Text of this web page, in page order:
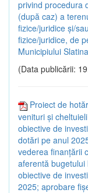
privind procedura
(după caz) a
fizice/juridice și/
fizice/juridice, de
Municipiului Slatina
(Data publicării:
Proiect de
venituri și
obiective de
dotări pe anul
vederea finanțării
aferentă
obiective de
2025; aprobare